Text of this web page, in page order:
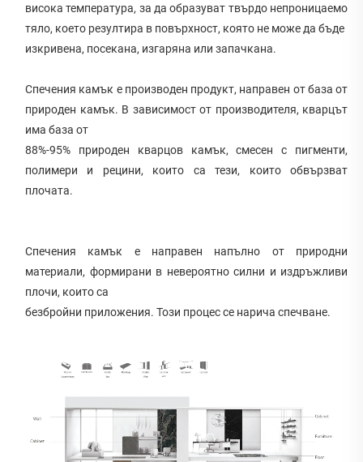
висока температура, за да образуват твърдо непроницаемо
тяло, което резултира в повърхност, която не може да бъде
изкривена, посекана, изгаряна или запачкана.
Спечения камък е производен продукт, направен от база от
природен камък. В зависимост от производителя, кварцът
има база от
88%-95% природен кварцов камък, смесен с пигменти,
полимери и рецини, които са тези, които обвързват
плочата.
Спечения камък е направен напълно от природни
материали, формирани в невероятно силни и издръжливи
плочи, които са
безбройни приложения. Този процес се нарича спечване.